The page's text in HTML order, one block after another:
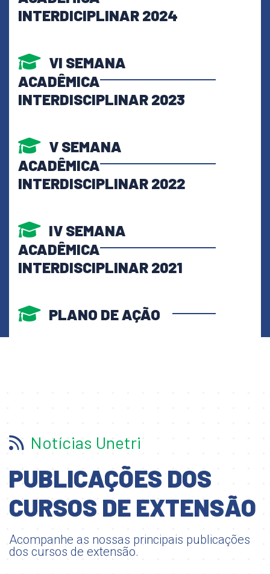
INTERDICIPLINAR 2024
VI SEMANA
ACADÊMICA
INTERDISCIPLINAR 2023
V SEMANA
ACADÊMICA
INTERDISCIPLINAR 2022
IV SEMANA
ACADÊMICA
INTERDISCIPLINAR 2021
PLANO DE AÇÃO
Notícias Unetri
PUBLICAÇÕES DOS
CURSOS DE EXTENSÃO
Acompanhe as nossas principais publicações
dos cursos de extensão.